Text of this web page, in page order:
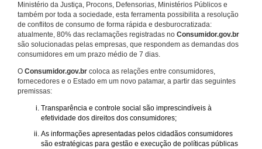
Ministério da Justiça, Procons, Defensorias, Ministérios Públicos e
também por toda a sociedade, esta ferramenta possibilita a resolução
de conflitos de consumo de forma rápida e desburocratizada:
atualmente, 80% das reclamações registradas no Consumidor.gov.br
são solucionadas pelas empresas, que respondem as demandas dos
consumidores em um prazo médio de 7 dias.
O Consumidor.gov.br coloca as relações entre consumidores,
fornecedores e o Estado em um novo patamar, a partir das seguintes
premissas:
Transparência e controle social são imprescindíveis à
efetividade dos direitos dos consumidores;
As informações apresentadas pelos cidadãos consumidores
são estratégicas para gestão e execução de políticas públicas